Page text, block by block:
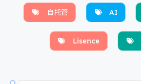
自托管 AI
Lisence